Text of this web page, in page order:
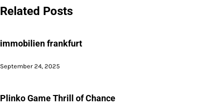
Related Posts
immobilien frankfurt
September 24, 2025
Plinko Game Thrill of Chance